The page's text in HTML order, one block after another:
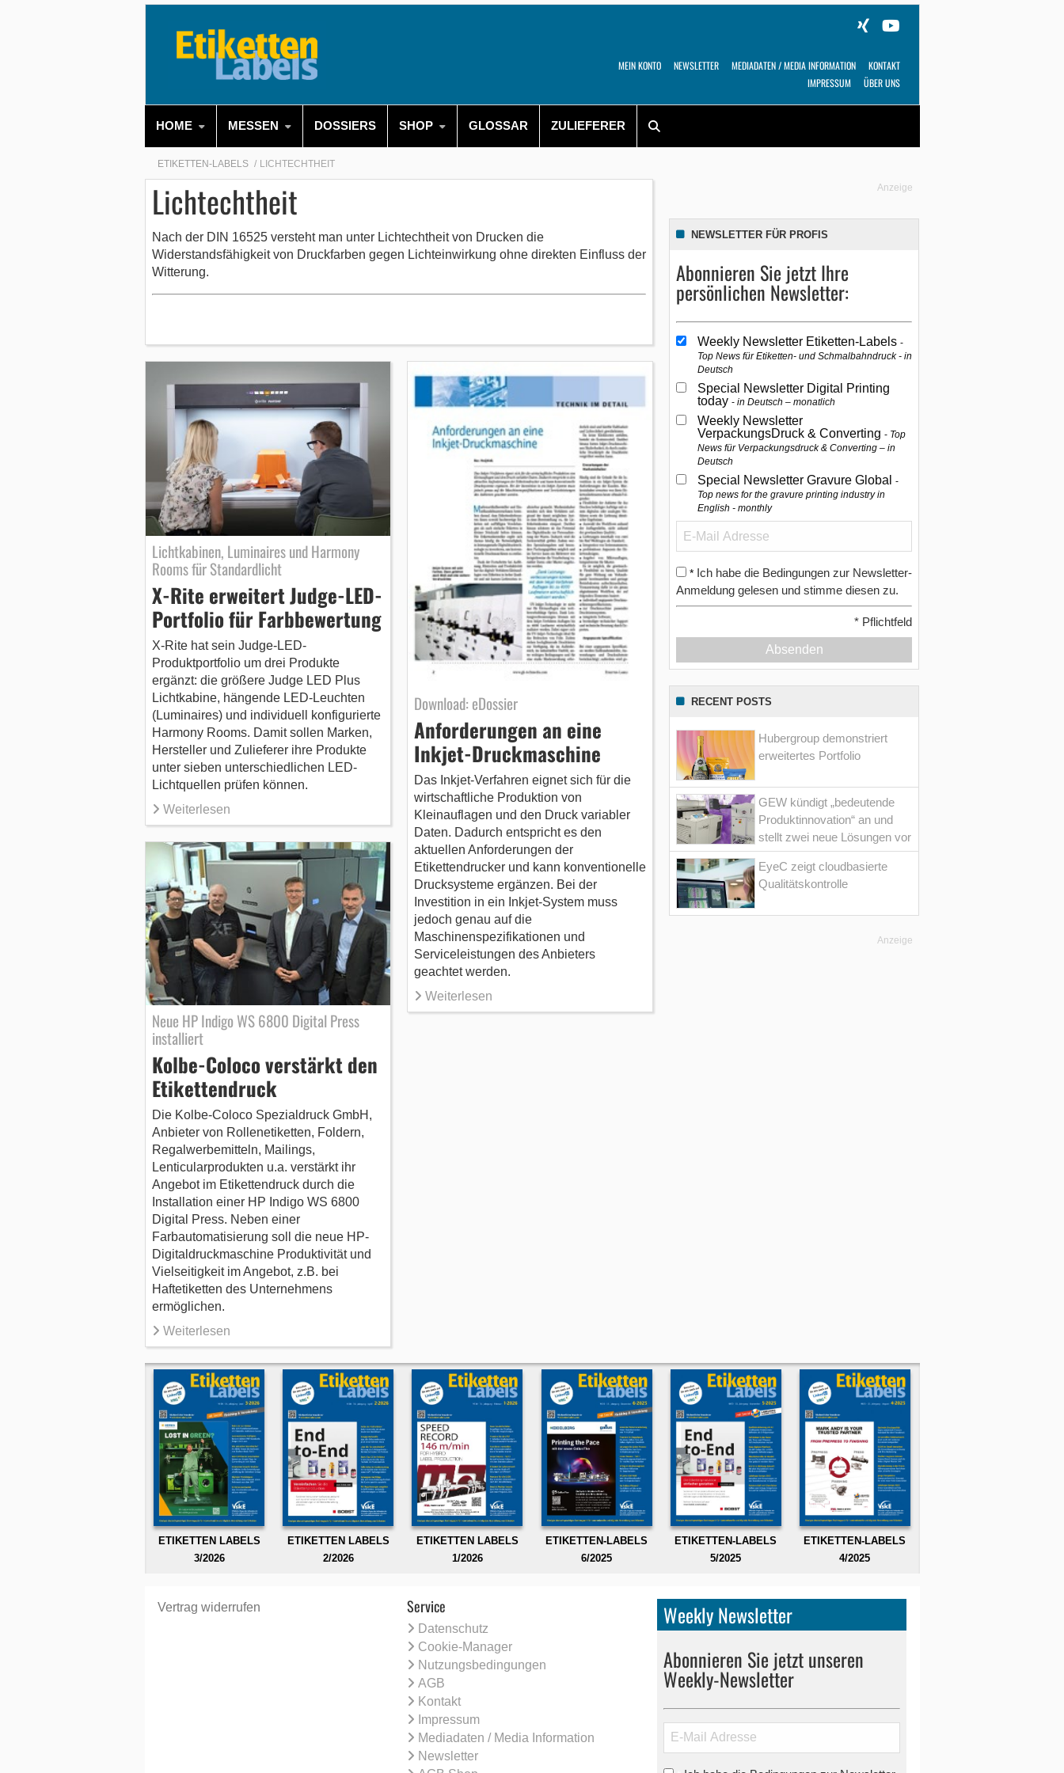
MEIN KONTO NEWSLETTER MEDIADATEN / MEDIA INFORMATION
KONTAKT
IMPRESSUM
ÜBER UNS
HOME MESSEN DOSSIERS SHOP GLOSSAR ZULIEFERER
ETIKETTEN-LABELS LICHTECHTHEIT
Lichtechtheit
Nach der DIN 16525 versteht man unter Lichtechtheit von Drucken die
Widerstandsfähigkeit von Druckfarben gegen Lichteinwirkung ohne direkten Einfluss der
Witterung.
Lichtkabinen, Luminaires und Harmony
Rooms für Standardlicht
X-Rite erweitert Judge-LED-
Portfolio für Farbbewertung
X-Rite hat sein Judge-LED-
Produktportfolio um drei Produkte
ergänzt: die größere Judge LED Plus
Lichtkabine, hängende LED-Leuchten
(Luminaires) und individuell konfigurierte
Harmony Rooms. Damit sollen Marken,
Hersteller und Zulieferer ihre Produkte
unter sieben unterschiedlichen LED-
Lichtquellen prüfen können.
Weiterlesen
Download: eDossier
Anforderungen an eine
Inkjet-Druckmaschine
Das Inkjet-Verfahren eignet sich für die
wirtschaftliche Produktion von
Kleinauflagen und den Druck variabler
Daten. Dadurch entspricht es den
aktuellen Anforderungen der
Etikettendrucker und kann konventionelle
Drucksysteme ergänzen. Bei der
Investition in ein Inkjet-System muss
jedoch genau auf die
Maschinenspezifikationen und
Serviceleistungen des Anbieters
geachtet werden.
Weiterlesen
Neue HP Indigo WS 6800 Digital Press
installiert
Kolbe-Coloco verstärkt den
Etikettendruck
Die Kolbe-Coloco Spezialdruck GmbH,
Anbieter von Rollenetiketten, Foldern,
Regalwerbemitteln, Mailings,
Lenticularprodukten u.a. verstärkt ihr
Angebot im Etikettendruck durch die
Installation einer HP Indigo WS 6800
Digital Press. Neben einer
Farbautomatisierung soll die neue HP-
Digitaldruckmaschine Produktivität und
Vielseitigkeit im Angebot, z.B. bei
Haftetiketten des Unternehmens
ermöglichen.
Weiterlesen
Anzeige
NEWSLETTER FÜR PROFIS
Abonnieren Sie jetzt Ihre
persönlichen Newsletter:
Weekly Newsletter Etiketten-Labels
Top News für Etiketten- und Schmalbahndruck - in
Deutsch
Special Newsletter Digital Printing
today in Deutsch – monatlich
Weekly Newsletter
VerpackungsDruck & Converting Top
News für Verpackungsdruck & Converting – in
Deutsch
Special Newsletter Gravure Global
Top news for the gravure printing industry in
English - monthly
* Ich habe die Bedingungen zur Newsletter-
Anmeldung gelesen und stimme diesen zu.
* Pflichtfeld
Absenden
RECENT POSTS
Hubergroup demonstriert
erweitertes Portfolio
GEW kündigt „bedeutende
Produktinnovation“ an und
stellt zwei neue Lösungen vor
EyeC zeigt cloudbasierte
Qualitätskontrolle
Anzeige
ETIKETTEN LABELS
3/2026
ETIKETTEN LABELS
2/2026
ETIKETTEN LABELS
1/2026
ETIKETTEN-LABELS
6/2025
ETIKETTEN-LABELS
5/2025
ETIKETTEN-LABELS
4/2025
Vertrag widerrufen Service
Datenschutz
Cookie-Manager
Nutzungsbedingungen
AGB
Kontakt
Impressum
Mediadaten / Media Information
Newsletter
Weekly Newsletter
Abonnieren Sie jetzt unseren
Weekly-Newsletter